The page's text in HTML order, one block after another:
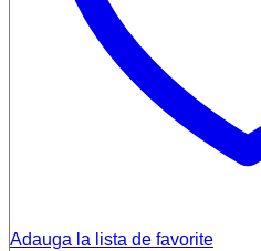
Adauga la lista de favorite